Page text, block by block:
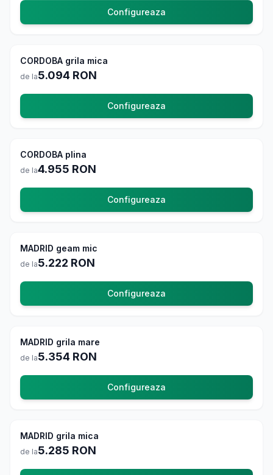
Configureaza
CORDOBA grila mica
de la5.094 RON
Configureaza
CORDOBA plina
de la4.955 RON
Configureaza
MADRID geam mic
de la5.222 RON
Configureaza
MADRID grila mare
de la5.354 RON
Configureaza
MADRID grila mica
de la5.285 RON